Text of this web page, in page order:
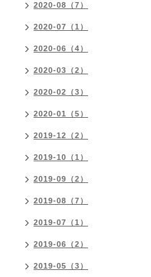
2020-08（7）
2020-07（1）
2020-06（4）
2020-03（2）
2020-02（3）
2020-01（5）
2019-12（2）
2019-10（1）
2019-09（2）
2019-08（7）
2019-07（1）
2019-06（2）
2019-05（3）